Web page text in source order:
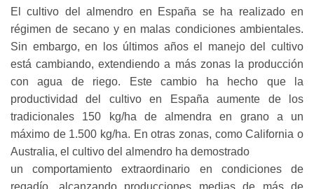
El cultivo del almendro en España se ha realizado en
régimen de secano y en malas condiciones ambientales.
Sin embargo, en los últimos años el manejo del cultivo
está cambiando, extendiendo a más zonas la producción
con agua de riego. Este cambio ha hecho que la
productividad del cultivo en España aumente de los
tradicionales 150 kg/ha de almendra en grano a un
máximo de 1.500 kg/ha. En otras zonas, como California o
Australia, el cultivo del almendro ha demostrado
un comportamiento extraordinario en condiciones de